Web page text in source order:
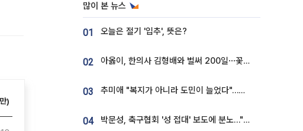
많이 본 뉴스
01 오늘은 절기 '입추', 뜻은?
02 아옳이, 한의사 김형배와 벌써 200일⋯꽃다발 들고 "프러포즈 아냐"
03 추미애 "복지가 아니라 도민이 늘었다"…재정난 책임론 정면돌파
04 박문성, 축구협회 '성 접대' 보도에 분노…"다 말아먹으려고 작정했나"